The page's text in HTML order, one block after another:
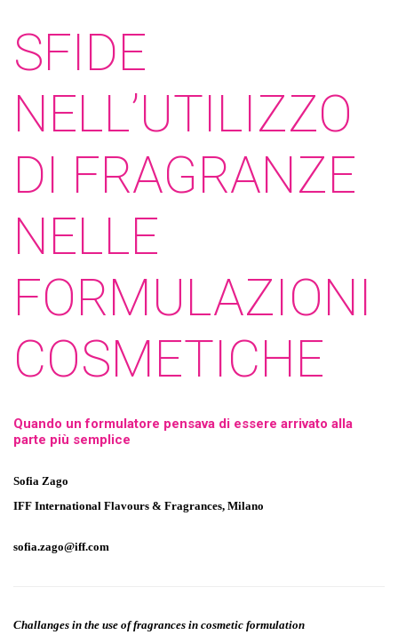
SFIDE
NELL’UTILIZZO
DI FRAGRANZE
NELLE
FORMULAZIONI
COSMETICHE
Quando un formulatore pensava di essere arrivato alla
parte più semplice
Sofia Zago
IFF International Flavours & Fragrances, Milano
sofia.zago@iff.com
Challanges in the use of fragrances in cosmetic formulation